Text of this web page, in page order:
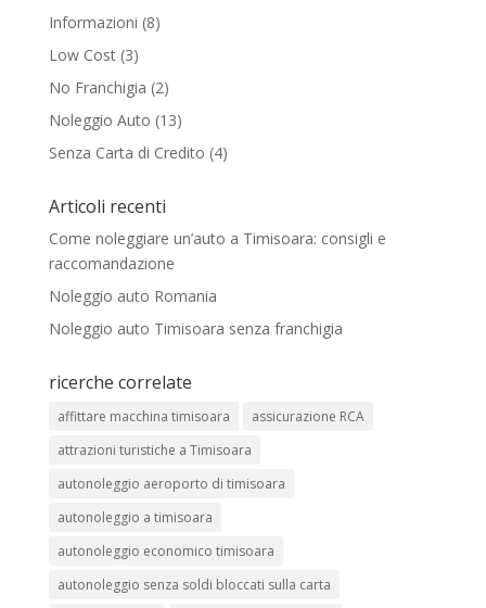
Informazioni (8)
Low Cost(3)
No Franchigia (2)
Noleggio Auto (13)
Senza Carta di Credito (4)
Articoli recenti
Come noleggiare un’auto a Timisoara: consigli e
raccomandazione
Noleggio auto Romania
Noleggio auto Timisoara senza franchigia
ricerche correlate
affittare macchina timisoara
assicurazione RCA
attrazioni turistiche a Timisoara
autonoleggio aeroporto di timisoara
autonoleggio a timisoara
autonoleggio economico timisoara
autonoleggio senza soldi bloccati sulla carta